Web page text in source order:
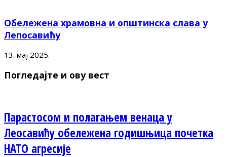
Обележена храмовна и општинска слава у
Лепосавићу
13. мај 2025.
Погледајте и ову вест
Парастосом и полагањем венаца у
Леосавићу обележена годишњица почетка
НАТО агресије